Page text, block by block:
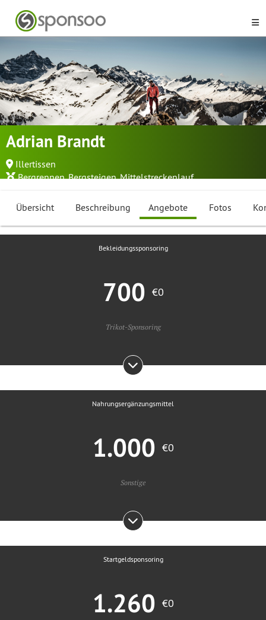
Adrian Brandt
Illertissen
Bergrennen,Bergsteigen,Mittelstreckenlauf...
Übersicht Beschreibung Angebote Fotos
Bekleidungssponsoring
700 €0
Trikot-Sponsoring
Nahrungsergänzungsmittel
1.000 €0
Sonstige
Startgeldsponsoring
1.260 €0